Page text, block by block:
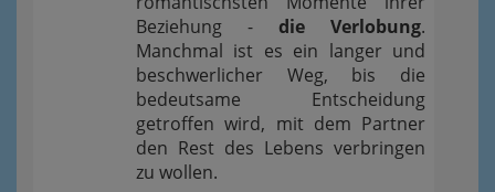
Beziehung - die Verlobung.
Manchmal ist es ein langer und
beschwerlicher Weg, bis die
bedeutsame Entscheidung
getroffen wird, mit dem Partner
den Rest des Lebens verbringen
zu wollen.